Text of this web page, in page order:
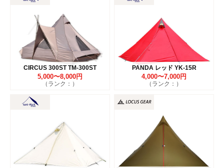
CIRCUS 300ST TM-300ST
5,000〜8,000円
（ランク：）
PANDA レッド YK-15R
4,000〜7,000円
（ランク：）